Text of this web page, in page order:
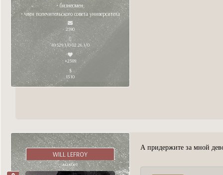
• бизнесмен;
• член попечительского совета университета
2590
49 529,1/0 02.26,1/0
+2389
1310
WILL LEFROY
макбет
А придержите за мной